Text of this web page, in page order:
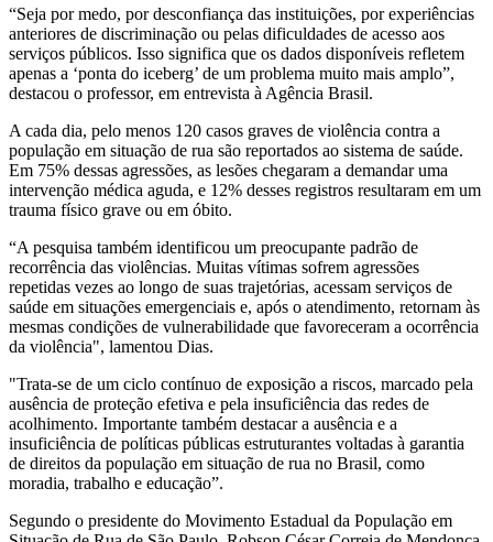
“Seja por medo, por desconfiança das instituições, por experiências
anteriores de discriminação ou pelas dificuldades de acesso aos
serviços públicos. Isso significa que os dados disponíveis refletem
apenas a ‘ponta do iceberg’ de um problema muito mais amplo”,
destacou o professor, em entrevista à Agência Brasil.
A cada dia, pelo menos 120 casos graves de violência contra a
população em situação de rua são reportados ao sistema de saúde.
Em 75% dessas agressões, as lesões chegaram a demandar uma
intervenção médica aguda, e 12% desses registros resultaram em um
trauma físico grave ou em óbito.
“A pesquisa também identificou um preocupante padrão de
recorrência das violências. Muitas vítimas sofrem agressões
repetidas vezes ao longo de suas trajetórias, acessam serviços de
saúde em situações emergenciais e, após o atendimento, retornam às
mesmas condições de vulnerabilidade que favoreceram a ocorrência
da violência", lamentou Dias.
"Trata-se de um ciclo contínuo de exposição a riscos, marcado pela
ausência de proteção efetiva e pela insuficiência das redes de
acolhimento. Importante também destacar a ausência e a
insuficiência de políticas públicas estruturantes voltadas à garantia
de direitos da população em situação de rua no Brasil, como
moradia, trabalho e educação”.
Segundo o presidente do Movimento Estadual da População em